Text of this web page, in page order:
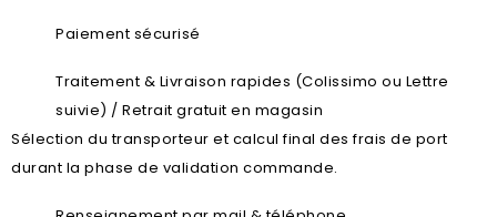
Paiement sécurisé
Traitement & Livraison rapides (Colissimo ou Lettre
suivie) / Retrait gratuit en magasin
Sélection du transporteur et calcul final des frais de port
durant la phase de validation commande.